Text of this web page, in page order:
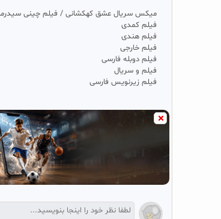
میکس سریال عشق کهکشانی / فیلم چینی
فیلم کمدی
فیلم هندی
فیلم خارجی
فیلم دوبله فارسی
فیلم و سریال
فیلم زیرنویس فارسی